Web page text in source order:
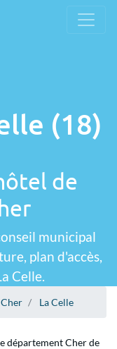
(18)
de
municipal
plan d'accès,
Celle.
Cher La Celle
département Cher de